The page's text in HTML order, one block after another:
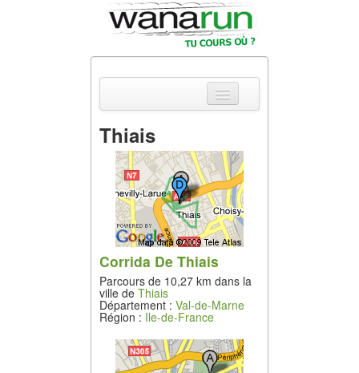
Actualités
Equipements &
Tests
Parcours &
Courses
Outils & Réseaux
Thiais
Corrida De Thiais
Parcours de 10,27 km dans la
ville de Thiais
Département : Val-de-Marne
Région : Ile-de-France